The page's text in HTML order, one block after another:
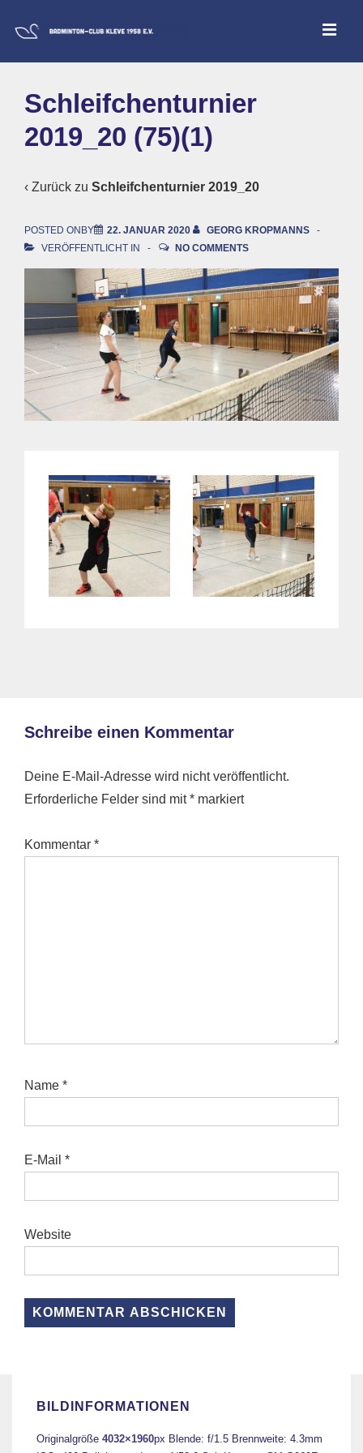
Zum
Navigation
Schleifchenturnier
2019_20 (75)(1)
‹ Zurück zu Schleifchenturnier 2019_20
POSTED ONBY 22. JANUAR 2020
GEORG KROPMANNS
VERÖFFENTLICHT IN
NO COMMENTS
Schreibe einen Kommentar
Deine E-Mail-Adresse wird nicht veröffentlicht.
Erforderliche Felder sind mit* markiert
Kommentar *
Name *
E-Mail *
Website
BILDINFORMATIONEN
Originalgröße 4032×1960px Blende: f/1.5 Brennweite: 4.3mm